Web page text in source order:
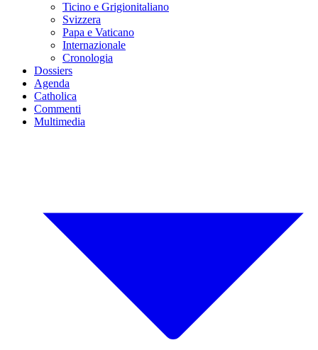
Ticino e Grigionitaliano
Svizzera
Papa e Vaticano
Internazionale
Cronologia
Dossiers
Agenda
Catholica
Commenti
Multimedia